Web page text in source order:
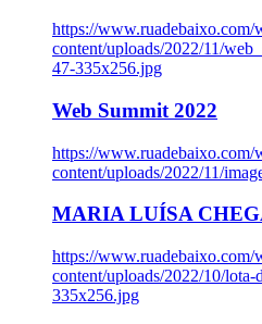
https://www.ruadebaixo.com/
content/uploads/2022/11/
47-335x256.jpg
Web Summit 2022
https://www.ruadebaixo.com/
content/uploads/2022/11/
MARIA LUÍSA
https://www.ruadebaixo.com/
content/uploads/2022/10/lota-
335x256.jpg